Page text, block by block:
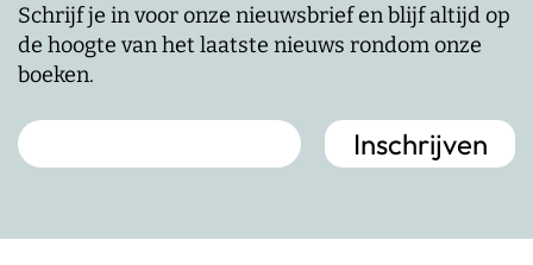
Schrijf je in voor onze nieuwsbrief en blijf altijd op
de hoogte van het laatste nieuws rondom onze
boeken.